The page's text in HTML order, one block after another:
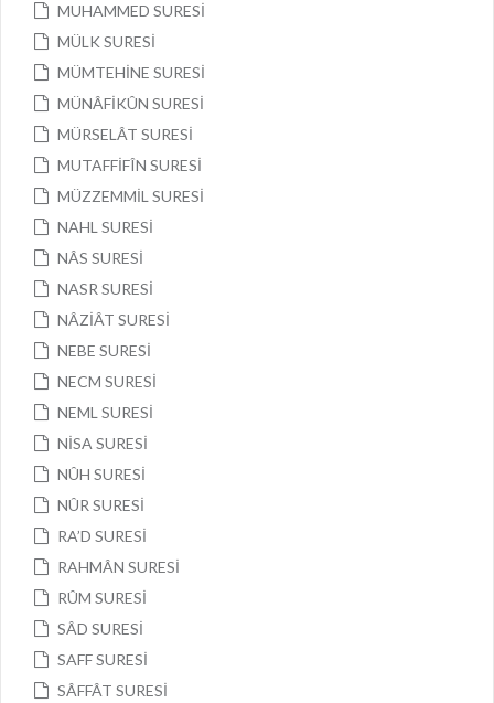
MUHAMMED SURESİ
MÜLK SURESİ
MÜMTEHİNE SURESİ
MÜNÂFİKÛN SURESİ
MÜRSELÂT SURESİ
MUTAFFİFÎN SURESİ
MÜZZEMMİL SURESİ
NAHL SURESİ
NÂS SURESİ
NASR SURESİ
NÂZİÂT SURESİ
NEBE SURESİ
NECM SURESİ
NEML SURESİ
NİSA SURESİ
NÛH SURESİ
NÛR SURESİ
RA’D SURESİ
RAHMÂN SURESİ
RÛM SURESİ
SÂD SURESİ
SAFF SURESİ
SÂFFÂT SURESİ